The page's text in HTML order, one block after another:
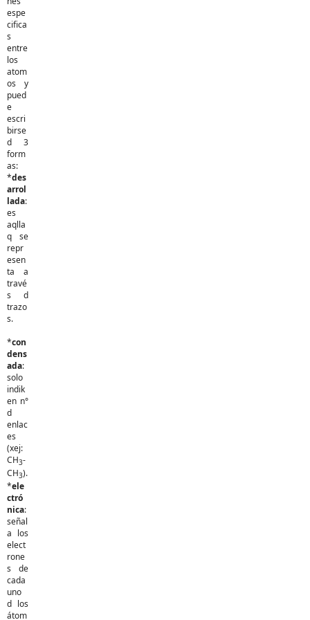
espe
cifica
s
entre
los
atom
os y
pued
e
escri
birse
d 3
form
as:
*des
arrol
lada:
es
aqlla
q se
repr
esen
ta a
travé
s d
trazo
s.
*con
dens
ada:
solo
indik
en n°
d
enlac
es
(xej:
CH3-
CH3).
*ele
ctró
nica:
señal
a los
elect
rone
s de
cada
uno
d los
átom